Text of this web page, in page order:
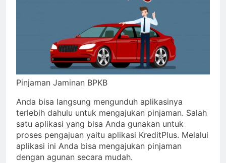
Pinjaman Jaminan BPKB
Anda bisa langsung mengunduh aplikasinya
terlebih dahulu untuk mengajukan pinjaman. Salah
satu aplikasi yang bisa Anda gunakan untuk
proses pengajuan yaitu aplikasi KreditPlus. Melalui
aplikasi ini Anda bisa mengajukan pinjaman
dengan agunan secara mudah.